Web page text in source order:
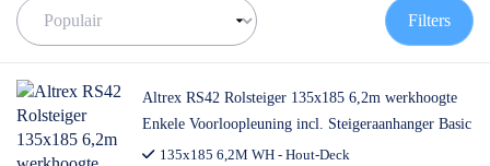
ook voor het veilig en goed vervoeren van jouw steigermateriaal.
✅Voor 12U besteld = volgende werkdag op locatie
✅ Contact:0511- 40 25 64, ofmail
Filters
Altrex RS42 Rolsteiger 135x185 6,2m werkhoogte
Enkele Voorloopleuning incl. Steigeraanhanger Basic
135x185 6,2M WH - Hout-Deck